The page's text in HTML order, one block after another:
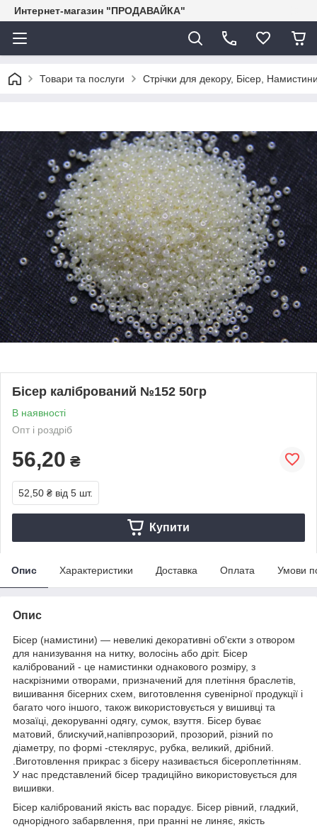
Интернет-магазин "ПРОДАВАЙКА"
Товари та послуги Стрічки для декору, Бісер,
Бісер калібрований №152 50гр
В наявності
Опт і роздріб
56,20 ₴
52,50 ₴ від 5 шт.
Купити
Опис Характеристики Доставка Оплата Умови
Опис
Бісер (намистини) — невеликі декоративні об'єкти з отвором
для нанизування на нитку, волосінь або дріт. Бісер
калібрований - це намистинки однакового розміру, з
наскрізними отворами, призначений для плетіння браслетів,
вишивання бісерних схем, виготовлення сувенірної продукції і
багато чого іншого, також використовується у вишивці та
мозаїці, декоруванні одягу, сумок, взуття. Бісер буває
матовий, блискучий,напівпрозорий, прозорий, різний по
діаметру, по формі -стеклярус, рубка, великий, дрібний.
.Виготовлення прикрас з бісеру називається бісероплетінням.
У нас представлений бісер традиційно використовується для
вишивки.
Бісер калібрований якість вас порадує. Бісер рівний, гладкий,
однорідного забарвлення, при пранні не линяє, якість